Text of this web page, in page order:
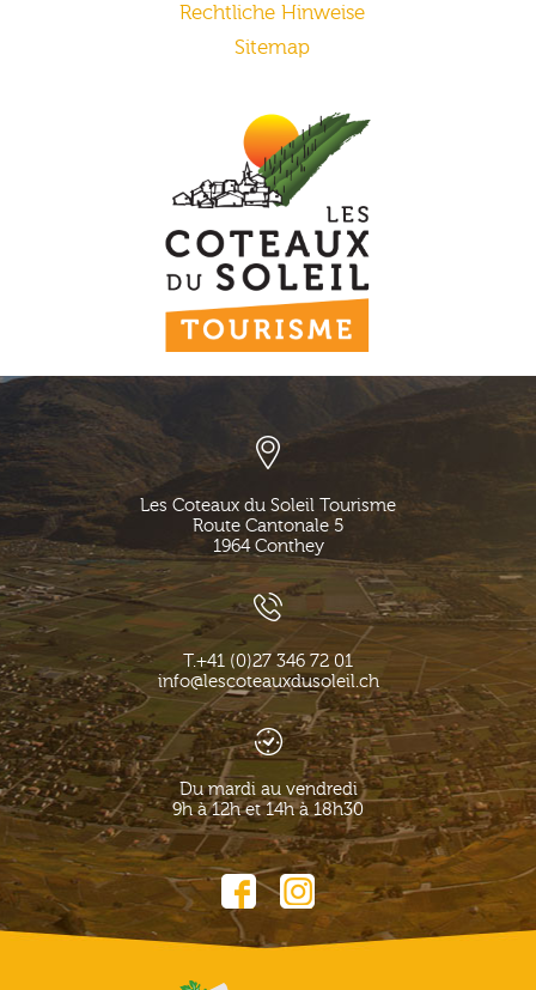
Rechtliche Hinweise
Sitemap
Les Coteaux du Soleil Tourisme
Route Cantonale 5
1964 Conthey
T.+41 (0)27 346 72 01
info@lescoteauxdusoleil.ch
Du mardi au vendredi
9h à 12h et 14h à 18h30